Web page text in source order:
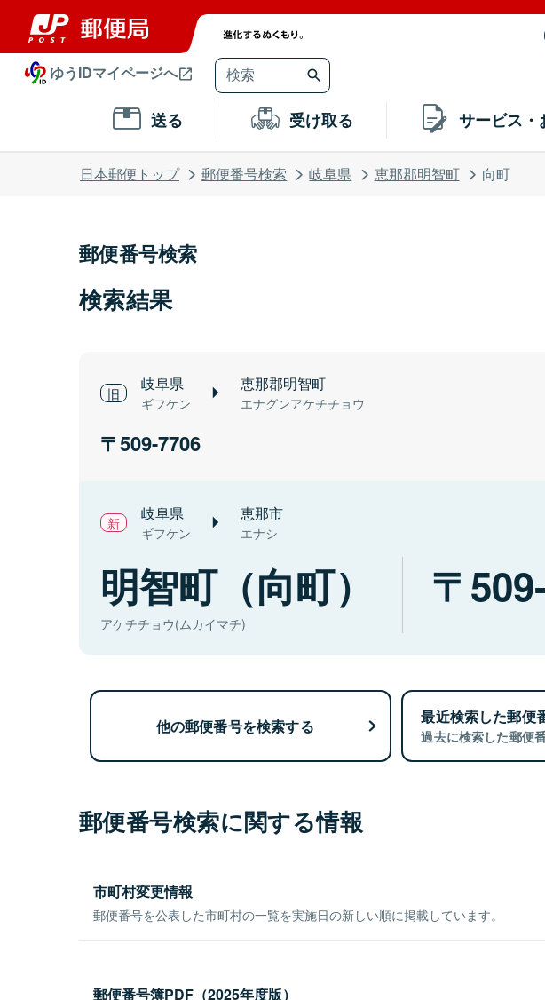
ゆうIDマイページへ
送る 受け取る サービス・
日本郵便トップ 郵便番号検索 岐阜県 恵那郡明智町 向町
郵便番号検索
検索結果
岐阜県
ギフケン
恵那郡明智町
エナグンアケチチョウ
509-7706
岐阜県
ギフケン
恵那市
エナシ
明智町（向町）
アケチチョウ(ムカイマチ)
他の郵便番号を検索する 最近検索した郵便
過去に検索した郵便
郵便番号検索に関する情報
市町村変更情報
郵便番号を公表した市町村の一覧を実施日の新しい順に掲載しています。
郵便番号簿PDF（2025年度版）